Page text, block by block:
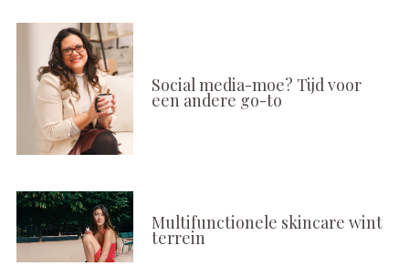
Social media-moe? Tijd voor
een andere go-to
Multifunctionele skincare wint
terrein